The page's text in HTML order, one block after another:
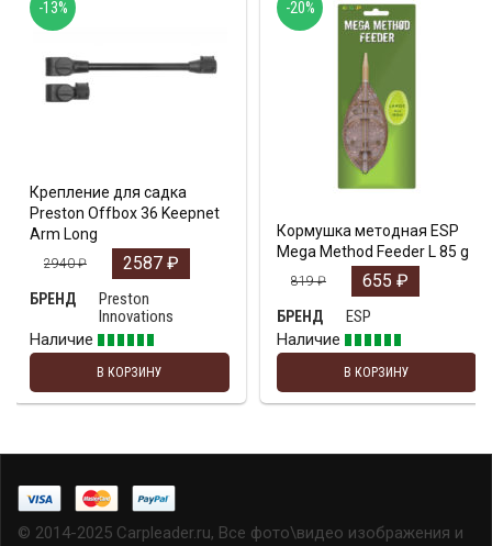
Крепление для садка
Preston Offbox 36 Keepnet
Arm Long
2940₽ 2587 ₽
БРЕНД
Preston
Innovations
Наличие
В КОРЗИНУ
-13%
Кормушка методная ESP
Mega Method Feeder L 85 g
819₽ 655 ₽
БРЕНД
ESP
Наличие
В КОРЗИНУ
-20%
© 2014-2025 Carpleader.ru, Все фото\видео изображения и